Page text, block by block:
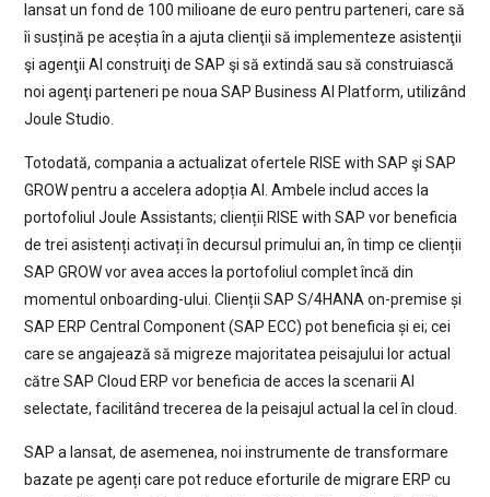
lansat un fond de 100 milioane de euro pentru parteneri, care să
îi susțină pe aceștia în a ajuta clienţii să implementeze asistenţii
şi agenţii AI construiţi de SAP şi să extindă sau să construiască
noi agenţi parteneri pe noua SAP Business AI Platform, utilizând
Joule Studio.
Totodată, compania a actualizat ofertele RISE with SAP şi SAP
GROW pentru a accelera adopția AI. Ambele includ acces la
portofoliul Joule Assistants; clienții RISE with SAP vor beneficia
de trei asistenți activați în decursul primului an, în timp ce clienții
SAP GROW vor avea acces la portofoliul complet încă din
momentul onboarding-ului. Clienții SAP S/4HANA on-premise și
SAP ERP Central Component (SAP ECC) pot beneficia și ei; cei
care se angajează să migreze majoritatea peisajului lor actual
către SAP Cloud ERP vor beneficia de acces la scenarii AI
selectate, facilitând trecerea de la peisajul actual la cel în cloud.
SAP a lansat, de asemenea, noi instrumente de transformare
bazate pe agenți care pot reduce eforturile de migrare ERP cu